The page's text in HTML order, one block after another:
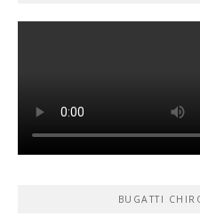
BUGATTI